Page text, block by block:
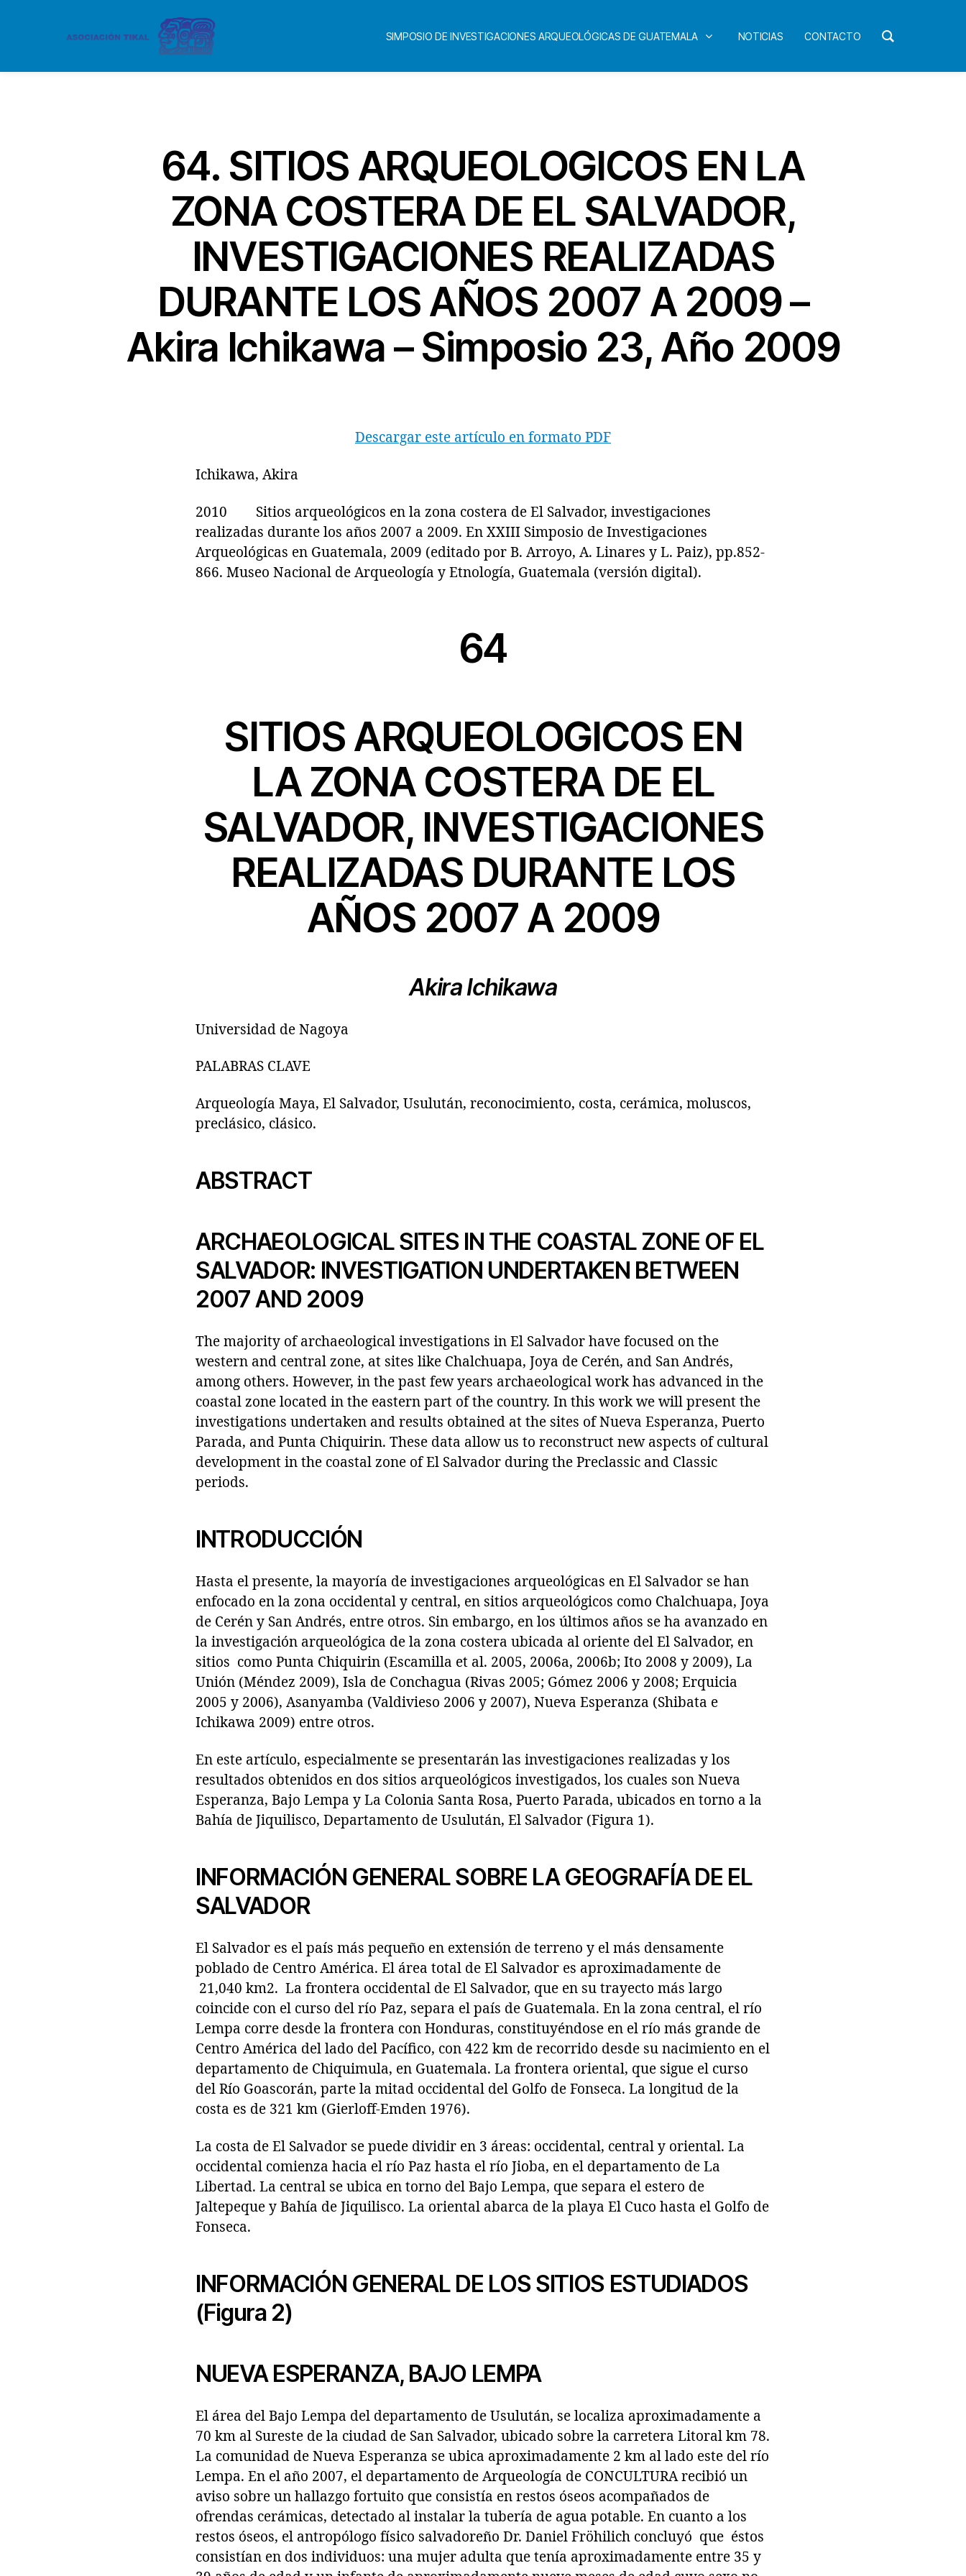
SIMPOSIO DE INVESTIGACIONES ARQUEOLÓGICAS DE GUATEMALA NOTICIAS CONTACTO
64. SITIOS ARQUEOLOGICOS EN LA
ZONA COSTERA DE EL SALVADOR,
INVESTIGACIONES REALIZADAS
DURANTE LOS AÑOS 2007 A 2009 –
Akira Ichikawa – Simposio 23, Año 2009
Descargar este artículo en formato PDF
Ichikawa, Akira
2010 Sitios arqueológicos en la zona costera de El Salvador, investigaciones
realizadas durante los años 2007 a 2009. En XXIII Simposio de Investigaciones
Arqueológicas en Guatemala, 2009 (editado por B. Arroyo, A. Linares y L. Paiz), pp.852-
866. Museo Nacional de Arqueología y Etnología, Guatemala (versión digital).
64
SITIOS ARQUEOLOGICOS EN
LA ZONA COSTERA DE EL
SALVADOR, INVESTIGACIONES
REALIZADAS DURANTE LOS
AÑOS 2007 A 2009
Akira Ichikawa
Universidad de Nagoya
PALABRAS CLAVE
Arqueología Maya, El Salvador, Usulután, reconocimiento, costa, cerámica, moluscos,
preclásico, clásico.
ABSTRACT
ARCHAEOLOGICAL SITES IN THE COASTAL ZONE OF EL
SALVADOR: INVESTIGATION UNDERTAKEN BETWEEN
2007 AND 2009
The majority of archaeological investigations in El Salvador have focused on the
western and central zone, at sites like Chalchuapa, Joya de Cerén, and San Andrés,
among others. However, in the past few years archaeological work has advanced in the
coastal zone located in the eastern part of the country. In this work we will present the
investigations undertaken and results obtained at the sites of Nueva Esperanza, Puerto
Parada, and Punta Chiquirin. These data allow us to reconstruct new aspects of cultural
development in the coastal zone of El Salvador during the Preclassic and Classic
periods.
INTRODUCCIÓN
Hasta el presente, la mayoría de investigaciones arqueológicas en El Salvador se han
enfocado en la zona occidental y central, en sitios arqueológicos como Chalchuapa, Joya
de Cerén y San Andrés, entre otros. Sin embargo, en los últimos años se ha avanzado en
la investigación arqueológica de la zona costera ubicada al oriente del El Salvador, en
sitios como Punta Chiquirin (Escamilla et al. 2005, 2006a, 2006b; Ito 2008 y 2009), La
Unión (Méndez 2009), Isla de Conchagua (Rivas 2005; Gómez 2006 y 2008; Erquicia
2005 y 2006), Asanyamba (Valdivieso 2006 y 2007), Nueva Esperanza (Shibata e
Ichikawa 2009) entre otros.
En este artículo, especialmente se presentarán las investigaciones realizadas y los
resultados obtenidos en dos sitios arqueológicos investigados, los cuales son Nueva
Esperanza, Bajo Lempa y La Colonia Santa Rosa, Puerto Parada, ubicados en torno a la
Bahía de Jiquilisco, Departamento de Usulután, El Salvador (Figura 1).
INFORMACIÓN GENERAL SOBRE LA GEOGRAFÍA DE EL
SALVADOR
El Salvador es el país más pequeño en extensión de terreno y el más densamente
poblado de Centro América. El área total de El Salvador es aproximadamente de
21,040 km2. La frontera occidental de El Salvador, que en su trayecto más largo
coincide con el curso del río Paz, separa el país de Guatemala. En la zona central, el río
Lempa corre desde la frontera con Honduras, constituyéndose en el río más grande de
Centro América del lado del Pacífico, con 422 km de recorrido desde su nacimiento en el
departamento de Chiquimula, en Guatemala. La frontera oriental, que sigue el curso
del Río Goascorán, parte la mitad occidental del Golfo de Fonseca. La longitud de la
costa es de 321 km (Gierloff-Emden 1976).
La costa de El Salvador se puede dividir en 3 áreas: occidental, central y oriental. La
occidental comienza hacia el río Paz hasta el río Jioba, en el departamento de La
Libertad. La central se ubica en torno del Bajo Lempa, que separa el estero de
Jaltepeque y Bahía de Jiquilisco. La oriental abarca de la playa El Cuco hasta el Golfo de
Fonseca.
INFORMACIÓN GENERAL DE LOS SITIOS ESTUDIADOS
(Figura 2)
NUEVA ESPERANZA, BAJO LEMPA
El área del Bajo Lempa del departamento de Usulután, se localiza aproximadamente a
70 km al Sureste de la ciudad de San Salvador, ubicado sobre la carretera Litoral km 78.
La comunidad de Nueva Esperanza se ubica aproximadamente 2 km al lado este del río
Lempa. En el año 2007, el departamento de Arqueología de CONCULTURA recibió un
aviso sobre un hallazgo fortuito que consistía en restos óseos acompañados de
ofrendas cerámicas, detectado al instalar la tubería de agua potable. En cuanto a los
restos óseos, el antropólogo físico salvadoreño Dr. Daniel Fröhilich concluyó que éstos
consistían en dos individuos: una mujer adulta que tenía aproximadamente entre 35 y